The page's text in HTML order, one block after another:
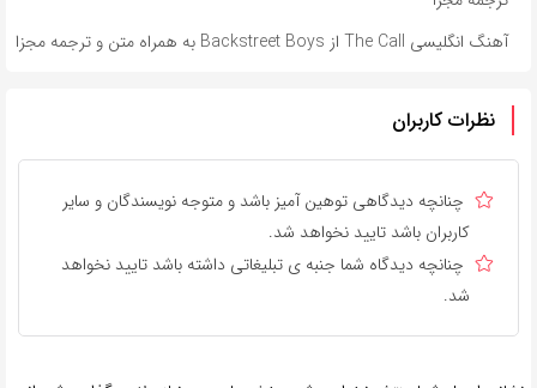
آهنگ انگلیسی The Call از Backstreet Boys به همراه متن و ترجمه مجزا
نظرات کاربران
چنانچه دیدگاهی توهین آمیز باشد و متوجه نویسندگان و سایر
کاربران باشد تایید نخواهد شد.
چنانچه دیدگاه شما جنبه ی تبلیغاتی داشته باشد تایید نخواهد
شد.